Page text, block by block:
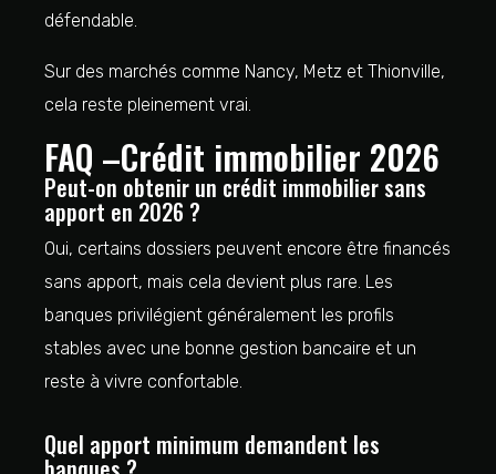
défendable.
Sur des marchés comme Nancy, Metz et Thionville,
cela reste pleinement vrai.
FAQ –Crédit immobilier 2026
Peut-on obtenir un crédit immobilier sans
apport en 2026 ?
Oui, certains dossiers peuvent encore être financés
sans apport, mais cela devient plus rare. Les
banques privilégient généralement les profils
stables avec une bonne gestion bancaire et un
reste à vivre confortable.
Quel apport minimum demandent les